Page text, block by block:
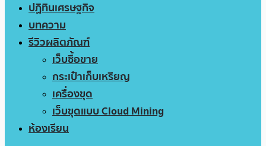
ปฏิทินเศรษฐกิจ
บทความ
รีวิวผลิตภัณฑ์
เว็บซื้อขาย
กระเป๋าเก็บเหรียญ
เครื่องขุด
เว็บขุดแบบ Cloud Mining
ห้องเรียน